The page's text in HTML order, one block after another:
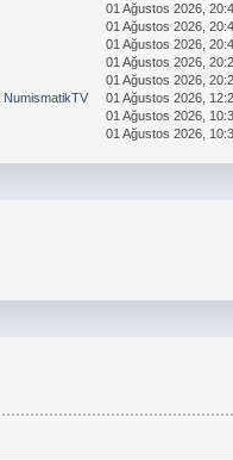
01 Ağustos 2026,
01 Ağustos 2026,
01 Ağustos 2026,
01 Ağustos 2026,
01 Ağustos 2026,
NumismatikTV
01 Ağustos 2026,
01 Ağustos 2026,
01 Ağustos 2026,